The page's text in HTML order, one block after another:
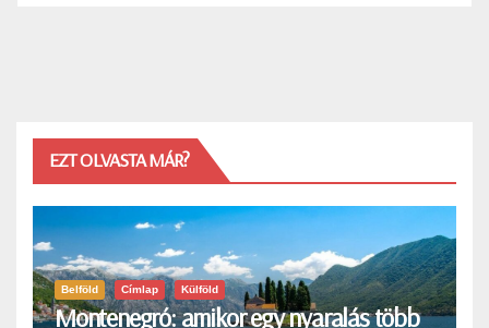
EZT OLVASTA MÁR?
Belföld Címlap Külföld
Montenegró: amikor egy nyaralás több